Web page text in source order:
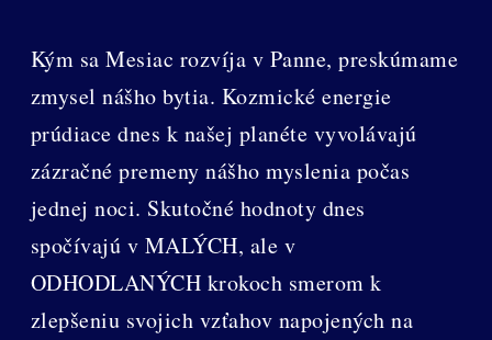
Kým sa Mesiac rozvíja v Panne, preskúmame
zmysel nášho bytia. Kozmické energie
prúdiace dnes k našej planéte vyvolávajú
zázračné premeny nášho myslenia počas
jednej noci. Skutočné hodnoty dnes
spočívajú v MALÝCH, ale v
ODHODLANÝCH krokoch smerom k
zlepšeniu svojich vzťahov napojených na